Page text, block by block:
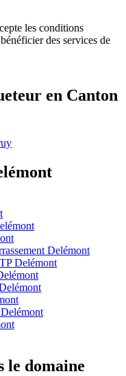
les conditions
des services de
en Canton
Delémont
Delémont
le domaine